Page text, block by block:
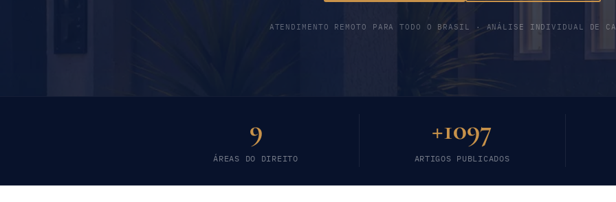
ATENDIMENTO REMOTO PARA TODO O BRASIL · ANÁLISE INDIVIDUAL DE
9
ÁREAS DO DIREITO
+1097
ARTIGOS PUBLICADOS